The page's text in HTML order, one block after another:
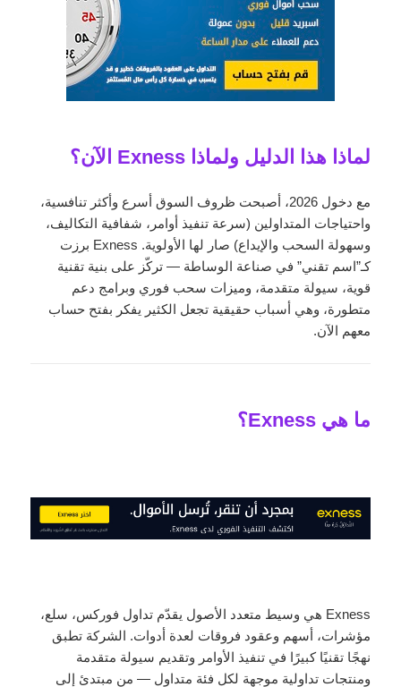
لماذا هذا الدليل ولماذا Exness الآن؟
مع دخول 2026، أصبحت ظروف السوق أسرع وأكثر تنافسية،
واحتياجات المتداولين (سرعة تنفيذ أوامر، شفافية التكاليف،
وسهولة السحب والإيداع) صار لها الأولوية. Exness برزت
كـ”اسم تقني” في صناعة الوساطة — تركّز على بنية تقنية
قوية، سيولة متقدمة، وميزات سحب فوري وبرامج دعم
متطورة، وهي أسباب حقيقية تجعل الكثير يفكر بفتح حساب
معهم الآن.
ما هي Exness؟
Exness هي وسيط متعدد الأصول يقدّم تداول فوركس، سلع،
مؤشرات، أسهم وعقود فروقات لعدة أدوات. الشركة تطبق
نهجًا تقنيًا كبيرًا في تنفيذ الأوامر وتقديم سيولة متقدمة
ومنتجات تداولية موجهة لكل فئة متداول — من مبتدئ إلى